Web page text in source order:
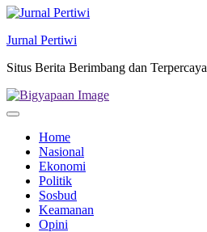
Jurnal Pertiwi
Situs Berita Berimbang dan Terpercaya
Home
Nasional
Ekonomi
Politik
Sosbud
Keamanan
Opini